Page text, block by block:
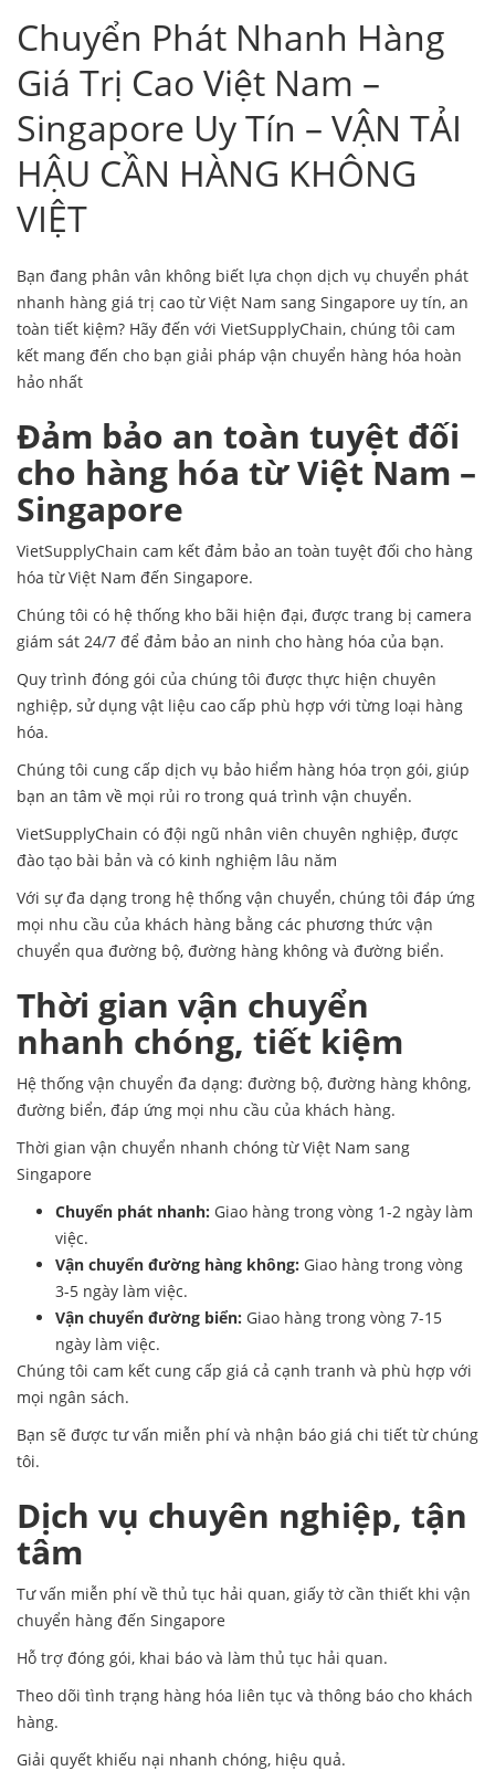
Chuyển Phát Nhanh Hàng
Giá Trị Cao Việt Nam –
Singapore Uy Tín – VẬN TẢI
HẬU CẦN HÀNG KHÔNG
VIỆT
Bạn đang phân vân không biết lựa chọn dịch vụ chuyển phát
nhanh hàng giá trị cao từ Việt Nam sang Singapore uy tín, an
toàn tiết kiệm? Hãy đến với VietSupplyChain, chúng tôi cam
kết mang đến cho bạn giải pháp vận chuyển hàng hóa hoàn
hảo nhất
Đảm bảo an toàn tuyệt đối
cho hàng hóa từ Việt Nam –
Singapore
VietSupplyChain cam kết đảm bảo an toàn tuyệt đối cho hàng
hóa từ Việt Nam đến Singapore.
Chúng tôi có hệ thống kho bãi hiện đại, được trang bị camera
giám sát 24/7 để đảm bảo an ninh cho hàng hóa của bạn.
Quy trình đóng gói của chúng tôi được thực hiện chuyên
nghiệp, sử dụng vật liệu cao cấp phù hợp với từng loại hàng
hóa.
Chúng tôi cung cấp dịch vụ bảo hiểm hàng hóa trọn gói, giúp
bạn an tâm về mọi rủi ro trong quá trình vận chuyển.
VietSupplyChain có đội ngũ nhân viên chuyên nghiệp, được
đào tạo bài bản và có kinh nghiệm lâu năm
Với sự đa dạng trong hệ thống vận chuyển, chúng tôi đáp ứng
mọi nhu cầu của khách hàng bằng các phương thức vận
chuyển qua đường bộ, đường hàng không và đường biển.
Thời gian vận chuyển
nhanh chóng, tiết kiệm
Hệ thống vận chuyển đa dạng: đường bộ, đường hàng không,
đường biển, đáp ứng mọi nhu cầu của khách hàng.
Thời gian vận chuyển nhanh chóng từ Việt Nam sang
Singapore
Chuyển phát nhanh: Giao hàng trong vòng 1-2 ngày làm
việc.
Vận chuyển đường hàng không: Giao hàng trong vòng
3-5 ngày làm việc.
Vận chuyển đường biển: Giao hàng trong vòng 7-15
ngày làm việc.
Chúng tôi cam kết cung cấp giá cả cạnh tranh và phù hợp với
mọi ngân sách.
Bạn sẽ được tư vấn miễn phí và nhận báo giá chi tiết từ chúng
tôi.
Dịch vụ chuyên nghiệp, tận
tâm
Tư vấn miễn phí về thủ tục hải quan, giấy tờ cần thiết khi vận
chuyển hàng đến Singapore
Hỗ trợ đóng gói, khai báo và làm thủ tục hải quan.
Theo dõi tình trạng hàng hóa liên tục và thông báo cho khách
hàng.
Giải quyết khiếu nại nhanh chóng, hiệu quả.